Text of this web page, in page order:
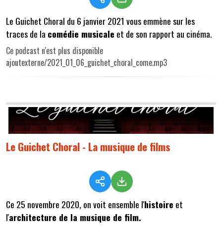
Le Guichet Choral du 6 janvier 2021 vous emmène sur les
traces de la comédie musicale et de son rapport au cinéma.
Ce podcast n'est plus disponible
ajoutexterne/2021_01_06_guichet_choral_come.mp3
Le Guichet Choral - La musique de films
Ce 25 novembre 2020, on voit ensemble l'histoire et
l'architecture de la musique de film.